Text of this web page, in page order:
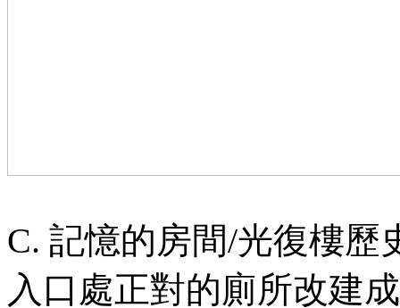
C. 記憶的房間/光復樓歷
入口處正對的廁所改建